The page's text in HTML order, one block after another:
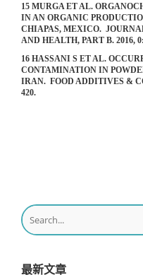
15 MURGA ET AL.
IN AN ORGANIC
CHIAPAS, MEXICO.
AND HEALTH, PART B. 2016,
16 HASSANI S ET AL.
CONTAMINATION IN
IRAN. FOOD ADDITIVES &
420.
最新文章